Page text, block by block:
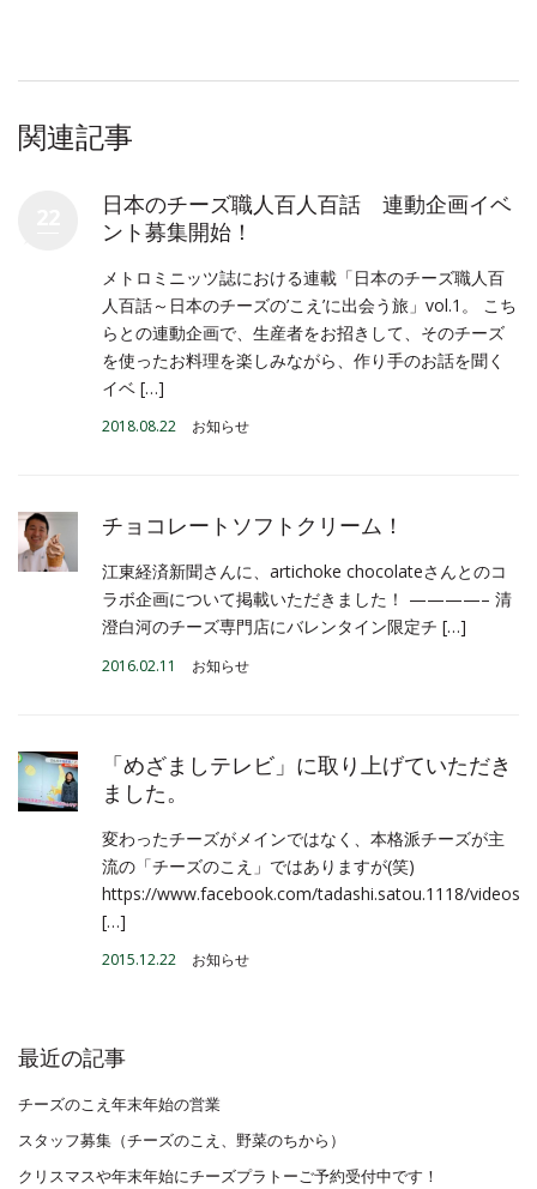
関連記事
日本のチーズ職人百人百話 連動企画イベ
ント募集開始！
メトロミニッツ誌における連載「日本のチーズ職人百
人百話～日本のチーズの’こえ’に出会う旅」vol.1。 こち
らとの連動企画で、生産者をお招きして、そのチーズ
を使ったお料理を楽しみながら、作り手のお話を聞く
イベ […]
2018.08.22 お知らせ
チョコレートソフトクリーム！
江東経済新聞さんに、artichoke chocolateさんとのコ
ラボ企画について掲載いただきました！ ————– 清
澄白河のチーズ専門店にバレンタイン限定チ […]
2016.02.11 お知らせ
「めざましテレビ」に取り上げていただき
ました。
変わったチーズがメインではなく、本格派チーズが主
流の「チーズのこえ」ではありますが(笑)
https://www.facebook.com/tadashi.satou.1118/videos/
[…]
2015.12.22 お知らせ
最近の記事
チーズのこえ年末年始の営業
スタッフ募集（チーズのこえ、野菜のちから）
クリスマスや年末年始にチーズプラトーご予約受付中です！